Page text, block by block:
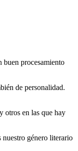
buen procesamiento
de personalidad.
otros en las que hay
género literario